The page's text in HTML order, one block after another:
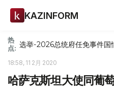
KAZINFORM
热
点: 选举-2026总统府任免事件国
18:58, 11 2月 2020
哈萨克斯坦大使同葡